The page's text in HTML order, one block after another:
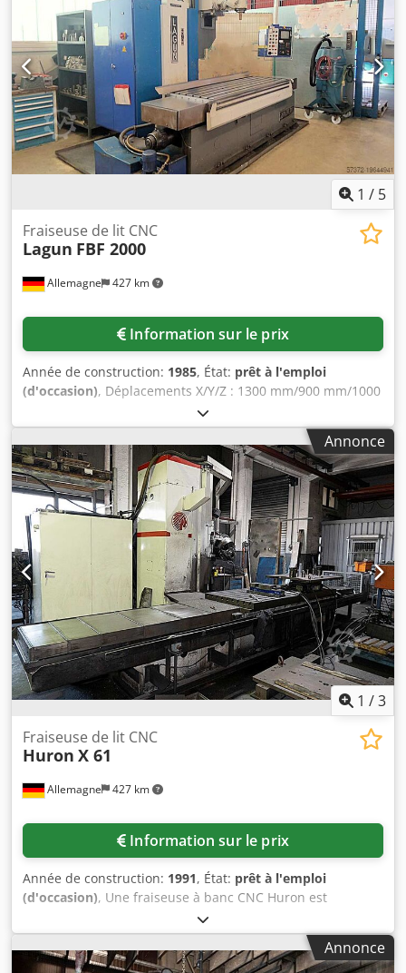
de rotation, réglables en continu, plage 1 : 60 -
3 000 tr/min Poids de la machine (environ) : 21,6 t Avances
– longitudinales/transversales/verticales : 0 -
5 000 mm/min Avance rapide : 15 000 mm/min Puissance
totale requise : 38 kW Poids de la machine (environ) : 11 t
Djdpfxsg E Utxs Afxokr Boulon de serrage DIN 69872-B |
IKZ Heures : Commande activée : 43 036 h Machine
activée : 41 311 h Durée d’exécution des programmes :
13 894 h La machine a déjà été démontée.
1 / 5
Allemagne 427 km
Fraiseuse de lit CNC
Lagun FBF 2000
Information sur le prix
Année de construction: 1985, État: prêt à l'emploi
(d'occasion), Déplacements X/Y/Z : 1300 mm/900 mm/1000
mm, dimensions de la table X/Y : 2000 mm/750 mm,
charge maximale de la table : 5000 kg, avance rapide : 6
m/min. Dimensions de la machine X/Y/Z : env. 3650
mm/2700 mm/2700 mm, poids : env. 9000 kg, commande :
Heidenhain TNC 150. Documentation disponible. Une visite
sur place est possible. Dsdpfx Afjw Duuqoxjkr
Annonce
1 /3
Allemagne 427 km
Fraiseuse de lit CNC
Huron X 61
Information sur le prix
Année de construction: 1991, État: prêt à l'emploi
(d'occasion), Une fraiseuse à banc CNC Huron est
disponible. Course X/Y/Z : 2400mm/1000mm/1000mm,
commande : Heidenhain TNC 415. Une inspection sur site
est possible. Dkodpfxov Ubp Rj Afxjr
Annonce